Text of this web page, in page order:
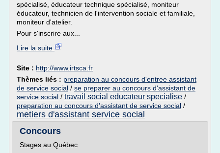
spécialisé, éducateur technique spécialisé, moniteur
éducateur, technicien de l'intervention sociale et familiale,
moniteur d'atelier.
Pour s'inscrire aux...
Lire la suite
Site : http://www.irtsca.fr
Thèmes liés : preparation au concours d'entree assistant
de service social / se preparer au concours d'assistant de
service social / travail social educateur specialise /
preparation au concours d'assistant de service social /
metiers d'assistant service social
Concours
Stages au Québec